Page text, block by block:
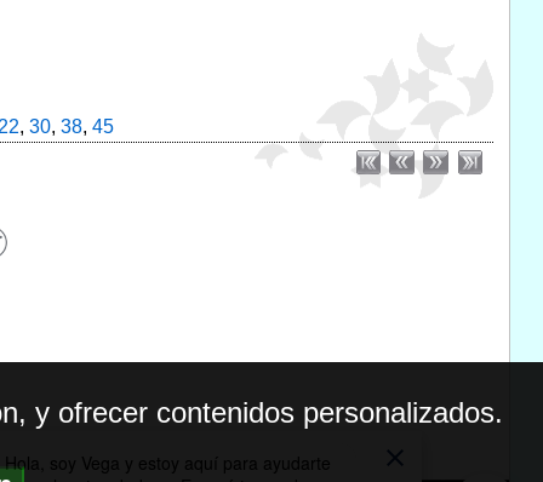
22, 30, 38, 45
y ofrecer contenidos personalizados.